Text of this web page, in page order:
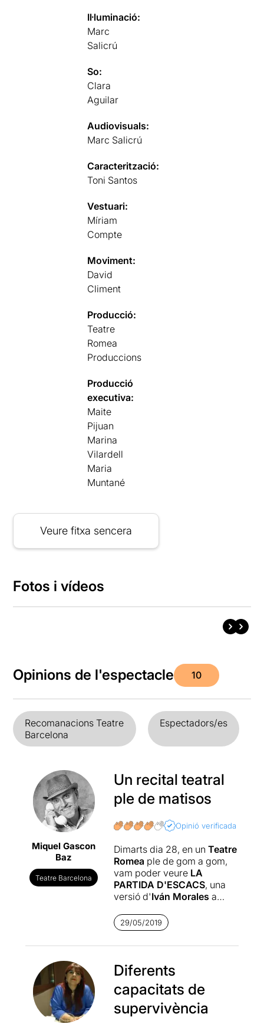
Il·luminació:
Marc
Salicrú
So:
Clara
Aguilar
Audiovisuals:
Marc Salicrú
Caracterització:
Toni Santos
Vestuari:
Míriam
Compte
Moviment:
David
Climent
Producció:
Teatre
Romea
Produccions
Producció
executiva:
Maite
Pijuan
Marina
Vilardell
Maria
Muntané
Veure fitxa sencera
Fotos i vídeos
Opinions de l'espectacle 10
Recomanacions Teatre
Barcelona
Espectadors/es
Miquel Gascon
Baz
Teatre Barcelona
Un recital teatral
ple de matisos
Opinió verificada
Dimarts dia 28, en un Teatre
Romea ple de gom a gom,
vam poder veure LA
PARTIDA D'ESCACS, una
versió d'Iván Morales a
d'Anna Maria Ricart
Tal com ens van comentar a
és la primera producció
pròpia del 2019 d'aquest
teatre, sobre l'última novel·la
de l'autor austríac Stefan
Zweig(Viena 1881-
29/05/2019
Diferents
capacitats de
supervivència